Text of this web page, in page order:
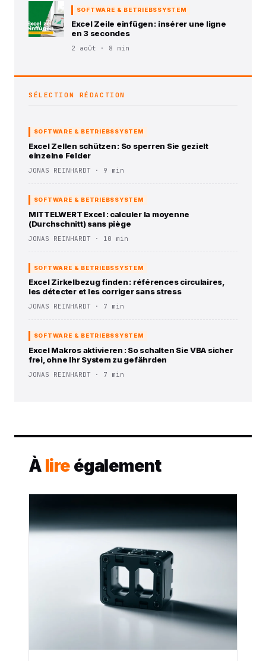
SOFTWARE & BETRIEBSSYSTEM
Excel Zeile einfügen : insérer une ligne
en 3 secondes
2 août · 8 min
SÉLECTION RÉDACTION
SOFTWARE & BETRIEBSSYSTEM
Excel Zellen schützen : So sperren Sie gezielt
einzelne Felder
JONAS REINHARDT · 9 min
SOFTWARE & BETRIEBSSYSTEM
MITTELWERT Excel : calculer la moyenne
(Durchschnitt) sans piège
JONAS REINHARDT · 10 min
SOFTWARE & BETRIEBSSYSTEM
Excel Zirkelbezug finden : références circulaires,
les détecter et les corriger sans stress
JONAS REINHARDT · 7 min
SOFTWARE & BETRIEBSSYSTEM
Excel Makros aktivieren : So schalten Sie VBA sicher
frei, ohne Ihr System zu gefährden
JONAS REINHARDT · 7 min
À lire également